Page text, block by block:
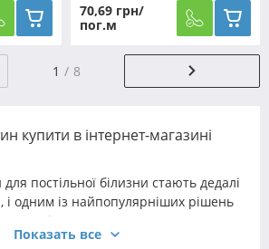
70,69 грн/
пог.м
1 8
купити в інтернет-магазині
постільної білизни стають дедалі
і одним із найпопулярніших рішень
полісатин. Вона поєднує
волокон і комфорт
Показать все